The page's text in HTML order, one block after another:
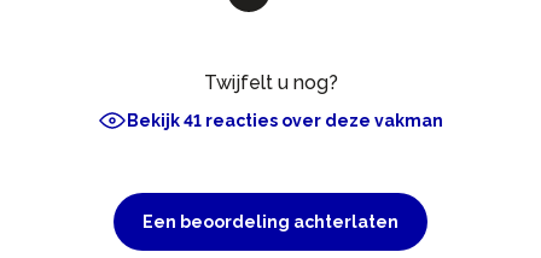
Twijfelt u nog?
Bekijk 41 reacties over deze vakman
Een beoordeling achterlaten